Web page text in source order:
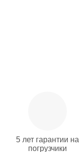
5 лет гарантии на
погрузчики